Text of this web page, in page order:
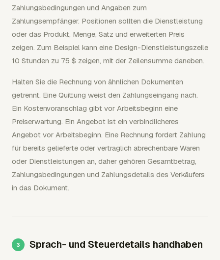
Zahlungsbedingungen und Angaben zum
Zahlungsempfänger. Positionen sollten die Dienstleistung
oder das Produkt, Menge, Satz und erweiterten Preis
zeigen. Zum Beispiel kann eine Design-Dienstleistungszeile
10 Stunden zu 75 $ zeigen, mit der Zeilensumme daneben.
Halten Sie die Rechnung von ähnlichen Dokumenten
getrennt. Eine Quittung weist den Zahlungseingang nach.
Ein Kostenvoranschlag gibt vor Arbeitsbeginn eine
Preiserwartung. Ein Angebot ist ein verbindlicheres
Angebot vor Arbeitsbeginn. Eine Rechnung fordert Zahlung
für bereits gelieferte oder vertraglich abrechenbare Waren
oder Dienstleistungen an, daher gehören Gesamtbetrag,
Zahlungsbedingungen und Zahlungsdetails des Verkäufers
in das Dokument.
Sprach- und Steuerdetails handhaben